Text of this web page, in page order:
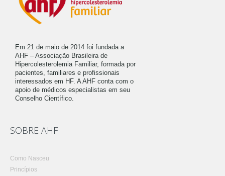
Em 21 de maio de 2014 foi fundada a
AHF – Associação Brasileira de
Hipercolesterolemia Familiar, formada por
pacientes, familiares e profissionais
interessados em HF. A AHF conta com o
apoio de médicos especialistas em seu
Conselho Científico.
SOBRE AHF
Como Nasceu
Princípios